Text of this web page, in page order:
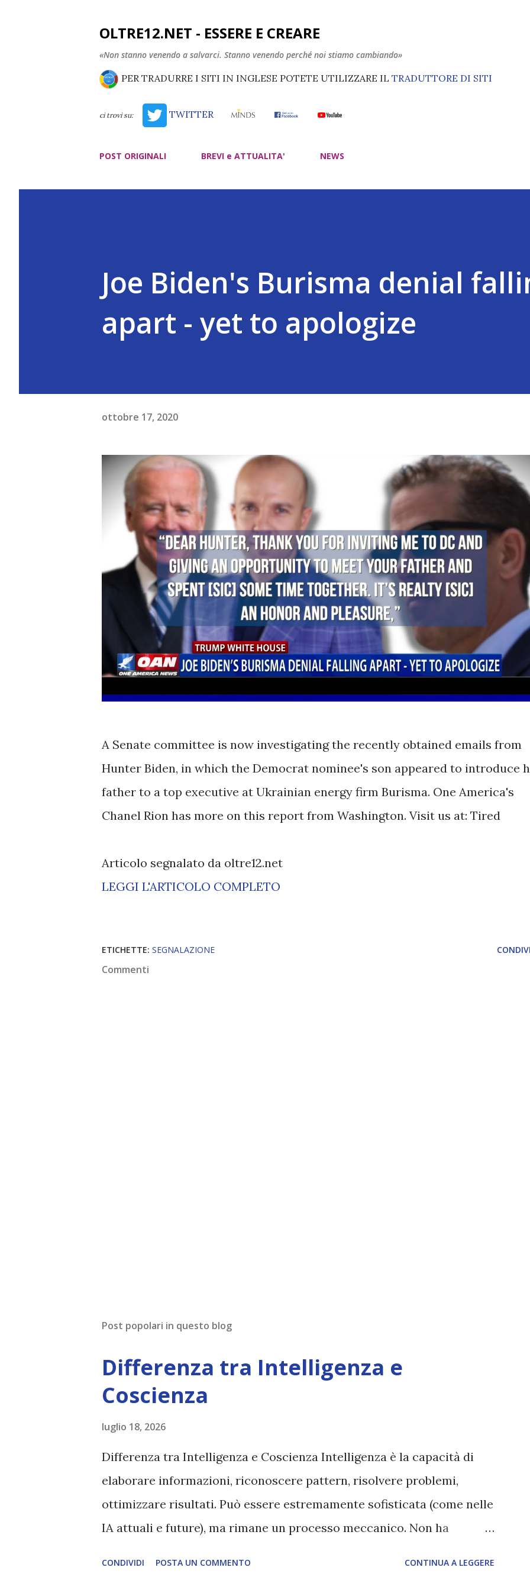
OLTRE12.NET - ESSERE E CREARE
«Non stanno venendo a salvarci. Stanno venendo perché noi stiamo cambiando»
PER TRADURRE I SITI IN INGLESE POTETE UTILIZZARE IL TRADUTTORE DI SITI
ci trovi su: TWITTER
POST ORIGINALI BREVI e ATTUALITA' NEWS
Joe Biden's Burisma denial
apart - yet to apologize
ottobre 17, 2020
A Senate committee is now investigating the recently obtained emails from
Hunter Biden, in which the Democrat nominee's son appeared to introduce
father to a top executive at Ukrainian energy firm Burisma. One America's
Chanel Rion has more on this report from Washington. Visit us at: Tired
Articolo segnalato da oltre12.net
LEGGI L'ARTICOLO COMPLETO
ETICHETTE: SEGNALAZIONE
Commenti
Post popolari in questo blog
Differenza tra Intelligenza e
Coscienza
luglio 18, 2026
Differenza tra Intelligenza e Coscienza Intelligenza è la capacità di
elaborare informazioni, riconoscere pattern, risolvere problemi,
ottimizzare risultati. Può essere estremamente sofisticata (come nelle
IA attuali e future), ma rimane un processo meccanico. Non ha
CONDIVIDI POSTA UN COMMENTO CONTINUA A LEGGERE